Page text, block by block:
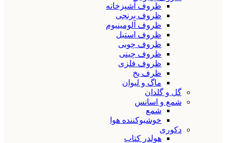
ظروف آشپزخانه
ظروف برنجی
ظروف آلومینیوم
ظروف استیل
ظروف چوبی
ظروف چینی
ظروف فلزی
ظرف یخ
ماگ و لیوان
گل و گلدان
شمع و اسانس
شمع
خوشبوکننده هوا
دکوری
هولدر کتاب